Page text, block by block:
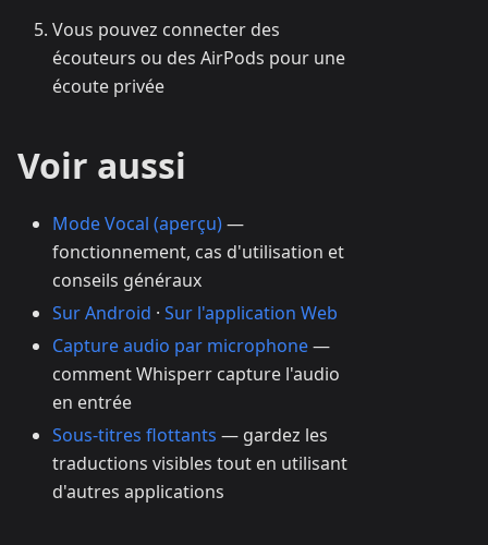
Vous pouvez connecter des
écouteurs ou des AirPods pour une
écoute privée
Voir aussi
Mode Vocal (aperçu)—
fonctionnement, cas d'utilisation et
conseils généraux
Sur Android · Sur l'application Web
Capture audio par microphone—
comment Whisperr capture l'audio
en entrée
Sous-titres flottants — gardez les
traductions visibles tout en utilisant
d'autres applications